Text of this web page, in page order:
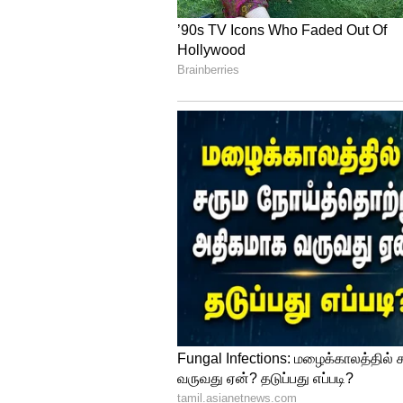
Image Credit :Getty
'கம்மங்கூழ்'
கம்பங்கூழ் உடலுக்கு மிகவும்
கம்மங்கூழில் நல்லா தயிர்,
பாப்கார்ன் அல்லது வத்தல் கூட
இரும்பு போல மாறும், சூடும்